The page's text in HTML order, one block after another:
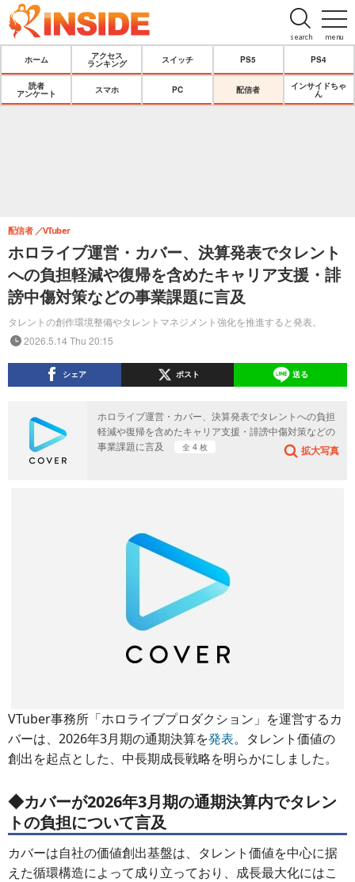
menu
search
ホーム
アクセス
ランキング
スイッチ PS5 PS4
読者
アンケート
スマホ PC 配信者
インサイドちゃ
ん
ホロライブ運営・カバー、決算発表でタレント
への負担軽減や復帰を含めたキャリア支援・誹
謗中傷対策などの事業課題に言及
タレントの創作環境整備やタレントマネジメント強化を推進すると発表。
配信者 VTuber
2026.5.14 Thu 20:15
シェア ポスト 送る
ホロライブ運営・カバー、決算発表でタレントへの負担
軽減や復帰を含めたキャリア支援・誹謗中傷対策などの
事業課題に言及
全 4 枚 拡大写真
VTuber事務所「ホロライブプロダクション」を運営するカ
バーは、2026年3月期の通期決算を発表。タレント価値の
創出を起点とした、中長期成長戦略を明らかにしました。
◆カバーが2026年3月期の通期決算内でタレン
トの負担について言及
カバーは自社の価値創出基盤は、タレント価値を中心に据
えた循環構造によって成り立っており、成長最大化にはこ